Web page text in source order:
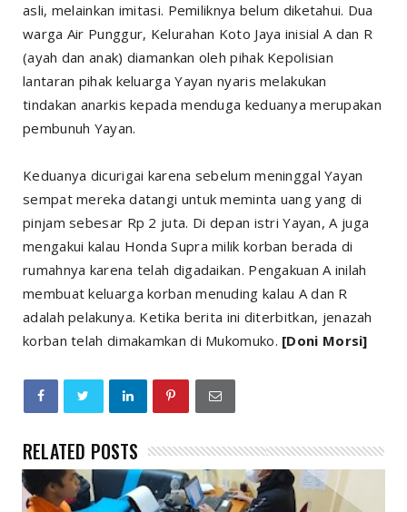
asli, melainkan imitasi. Pemiliknya belum diketahui. Dua
warga Air Punggur, Kelurahan Koto Jaya inisial A dan R
(ayah dan anak) diamankan oleh pihak Kepolisian
lantaran pihak keluarga Yayan nyaris melakukan
tindakan anarkis kepada menduga keduanya merupakan
pembunuh Yayan.
Keduanya dicurigai karena sebelum meninggal Yayan
sempat mereka datangi untuk meminta uang yang di
pinjam sebesar Rp 2 juta. Di depan istri Yayan, A juga
mengakui kalau Honda Supra milik korban berada di
rumahnya karena telah digadaikan. Pengakuan A inilah
membuat keluarga korban menuding kalau A dan R
adalah pelakunya. Ketika berita ini diterbitkan, jenazah
korban telah dimakamkan di Mukomuko. [Doni Morsi]
RELATED POSTS